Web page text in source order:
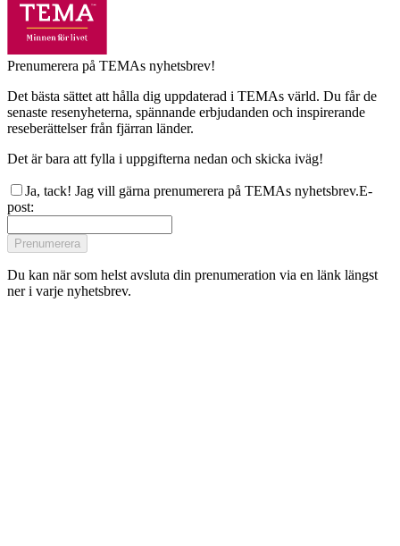
Prenumerera på TEMAs nyhetsbrev!
Det bästa sättet att hålla dig uppdaterad i TEMAs värld. Du får de
senaste resenyheterna, spännande erbjudanden och inspirerande
reseberättelser från fjärran länder.
Det är bara att fylla i uppgifterna nedan och skicka iväg!
Ja, tack! Jag vill gärna prenumerera på TEMAs nyhetsbrev.E-
post:
Prenumerera
Du kan när som helst avsluta din prenumeration via en länk längst
ner i varje nyhetsbrev.